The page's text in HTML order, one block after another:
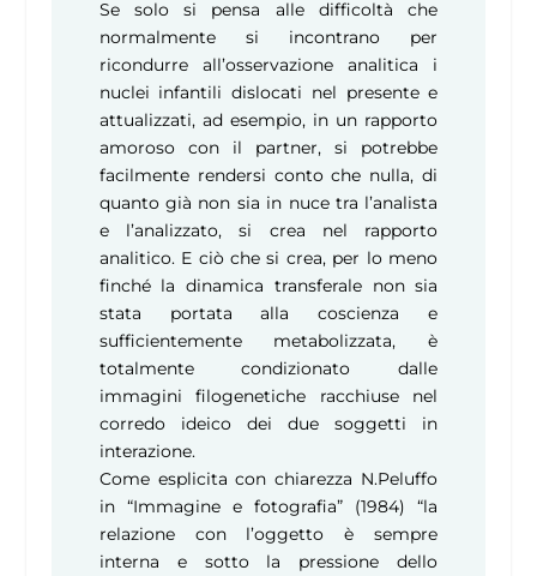
Se solo si pensa alle difficoltà che
normalmente si incontrano per
ricondurre all’osservazione analitica i
nuclei infantili dislocati nel presente e
attualizzati, ad esempio, in un rapporto
amoroso con il partner, si potrebbe
facilmente rendersi conto che nulla, di
quanto già non sia in nuce tra l’analista
e l’analizzato, si crea nel rapporto
analitico. E ciò che si crea, per lo meno
finché la dinamica transferale non sia
stata portata alla coscienza e
sufficientemente metabolizzata, è
totalmente condizionato dalle
immagini filogenetiche racchiuse nel
corredo ideico dei due soggetti in
interazione.
Come esplicita con chiarezza N.Peluffo
in “Immagine e fotografia” (1984) “la
relazione con l’oggetto è sempre
interna e sotto la pressione dello